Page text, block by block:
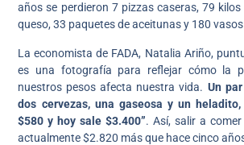
años se perdieron 7 pizzas caseras, 79
queso, 33 paquetes de aceitunas y 180
La economista de FADA, Natalia Ariño,
es una fotografía para reflejar cómo la
nuestros pesos afecta nuestra vida. Un
dos cervezas, una gaseosa y un
$580 y hoy sale $3.400”. Así, salir a
actualmente $2.820 más que hace cinco